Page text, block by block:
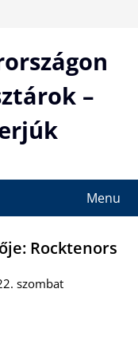
–
Menu
Rocktenors
szombat